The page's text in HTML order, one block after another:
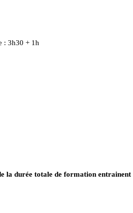
: 3h30 + 1h
la durée totale de formation entrainent